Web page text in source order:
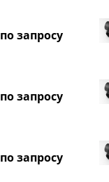
по запросу
по запросу
по запросу